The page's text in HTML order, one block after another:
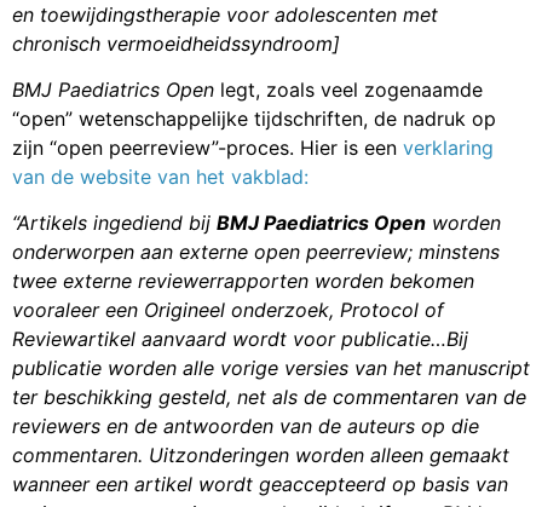
en toewijdingstherapie voor adolescenten met
chronisch vermoeidheidssyndroom]
BMJ Paediatrics Open legt, zoals veel zogenaamde
“open” wetenschappelijke tijdschriften, de nadruk op
zijn “open peerreview”-proces. Hier is een verklaring
van de website van het vakblad:
“Artikels ingediend bij BMJ Paediatrics Open worden
onderworpen aan externe open peerreview; minstens
twee externe reviewerrapporten worden bekomen
vooraleer een Origineel onderzoek, Protocol of
Reviewartikel aanvaard wordt voor publicatie…Bij
publicatie worden alle vorige versies van het manuscript
ter beschikking gesteld, net als de commentaren van de
reviewers en de antwoorden van de auteurs op die
commentaren. Uitzonderingen worden alleen gemaakt
wanneer een artikel wordt geaccepteerd op basis van